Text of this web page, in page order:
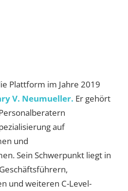
Plattform im Jahre 2019
V. Neumueller. Er gehört
auf
und
Sein Schwerpunkt liegt in
und weiteren C-Level-